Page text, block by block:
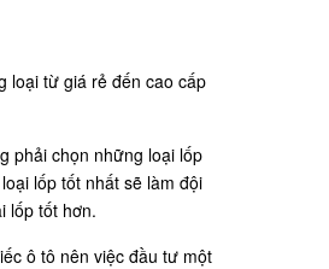
loại từ giá rẻ đến cao cấp
phải chọn những loại lốp
lốp tốt nhất sẽ làm đội
lốp tốt hơn.
ô tô nên việc đầu tư một